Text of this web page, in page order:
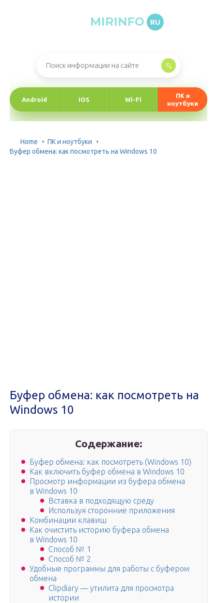
MIRINFO RU
Android IOS Wi-Fi
ПК и
ноутбуки
Home
ПК и ноутбуки
Буфер обмена: как посмотреть на Windows 10
Буфер обмена: как посмотреть на
Windows 10
Содержание:
Буфер обмена: как посмотреть (Windows 10)
Как включить буфер обмена в Windows 10
Просмотр информации из буфера обмена
в Windows 10
Вставка в подходящую среду
Используя сторонние приложения
Комбинации клавиш
Как очистить историю буфера обмена
в Windows 10
Способ № 1
Способ № 2
Удобные программы для работы с буфером
обмена
Clipdiary — утилита для просмотра
истории